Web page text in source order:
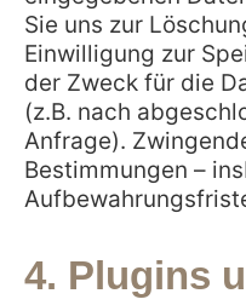
Sie uns zur
Einwilligung zur
der Zweck für die
(z.B. nach
Anfrage).
Bestimmungen –
4. Plugins